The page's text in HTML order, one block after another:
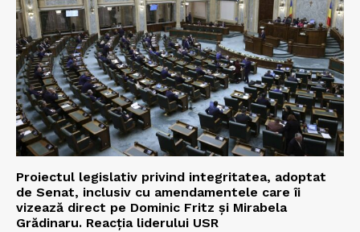
Proiectul legislativ privind integritatea, adoptat
de Senat, inclusiv cu amendamentele care îi
vizează direct pe Dominic Fritz și Mirabela
Grădinaru. Reacția liderului USR